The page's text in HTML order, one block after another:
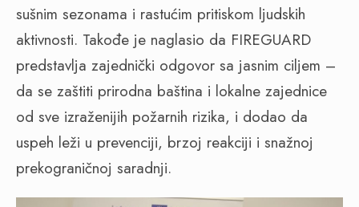
sušnim sezonama i rastućim pritiskom ljudskih
aktivnosti. Takođe je naglasio da FIREGUARD
predstavlja zajednički odgovor sa jasnim ciljem –
da se zaštiti prirodna baština i lokalne zajednice
od sve izraženijih požarnih rizika, i dodao da
uspeh leži u prevenciji, brzoj reakciji i snažnoj
prekograničnoj saradnji.